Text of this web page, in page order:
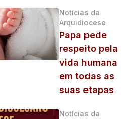
Notícias da
Arquidiocese
Papa pede
respeito pela
vida humana
em todas as
suas etapas
Notícias da